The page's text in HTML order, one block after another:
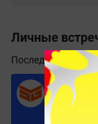
Личные
Последние игр